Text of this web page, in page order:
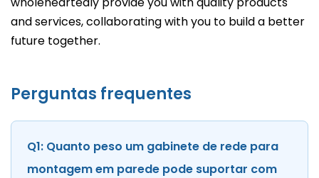
and services, collaborating with you to build a better
future together.
Perguntas frequentes
Q1: Quanto peso um gabinete de rede para
montagem em parede pode suportar com